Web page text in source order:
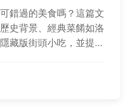
錯過的美食嗎？這篇文
史背景、經典菜餚如洛
藏版街頭小吃，並提供